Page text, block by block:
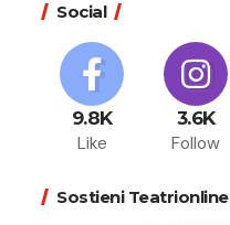
Social
9.8K
Like
3.6K
Follow
Sostieni Teatrionline